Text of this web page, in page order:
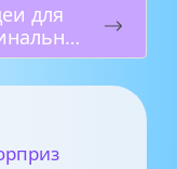
для
из